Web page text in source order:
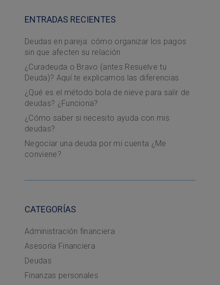
ENTRADAS RECIENTES
Deudas en pareja: cómo organizar los pagos
sin que afecten su relación
¿Curadeuda o Bravo (antes Resuelve tu
Deuda)? Aquí te explicamos las diferencias
¿Qué es el método bola de nieve para salir de
deudas? ¿Funciona?
¿Cómo saber si necesito ayuda con mis
deudas?
Negociar una deuda por mi cuenta ¿Me
conviene?
CATEGORÍAS
Administración financiera
Asesoría Financiera
Deudas
Finanzas personales